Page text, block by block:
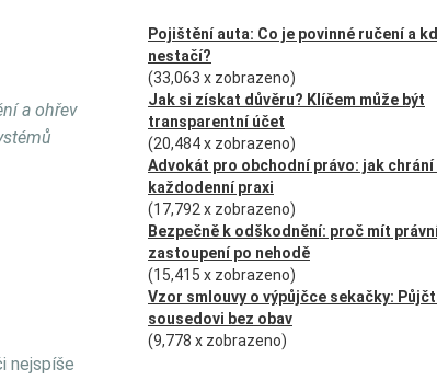
a ohřev
nejspíše
Pojištění auta: Co je povinné ručení a
nestačí?
(33,063 x zobrazeno)
Jak si získat důvěru? Klíčem může být
transparentní účet
(20,484 x zobrazeno)
Advokát pro obchodní právo: jak
každodenní praxi
(17,792 x zobrazeno)
Bezpečně k odškodnění: proč mít
zastoupení po nehodě
(15,415 x zobrazeno)
Vzor smlouvy o výpůjčce sekačky:
sousedovi bez obav
(9,778 x zobrazeno)